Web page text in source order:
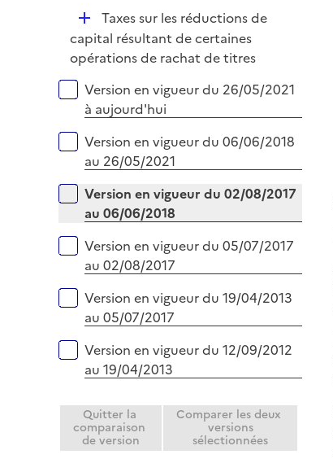
r
i
e
r
D
é
p
i
e
r
Taxes sur les réductions de
capital résultant de certaines
opérations de rachat de titres
Versions sur la période
Version en vigueur du 26/05/2021
à aujourd'hui
Version en vigueur du 06/06/2018
au 26/05/2021
Version en vigueur du 02/08/2017
au 06/06/2018
Version en vigueur du 05/07/2017
au 02/08/2017
Version en vigueur du 19/04/2013
au 05/07/2017
Version en vigueur du 12/09/2012
au 19/04/2013
Quitter la
comparaison
de version
Comparer les deux
versions
sélectionnées